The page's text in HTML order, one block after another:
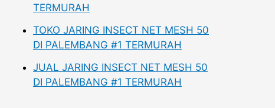
TERMURAH
TOKO JARING INSECT NET MESH 50
DI PALEMBANG #1 TERMURAH
JUAL JARING INSECT NET MESH 50
DI PALEMBANG #1 TERMURAH